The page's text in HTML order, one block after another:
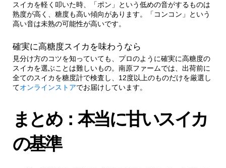
スイカを軽く叩いた時、「ポン」という低めの音がするものは
熟度が高く、糖度も高い傾向があります。「コンコン」という
高い音は未熟の可能性が高いです。
確実に高糖度スイカを味わうなら
見分け方のコツを知っていても、プロのように確実に高糖度の
スイカを選ぶことは難しいもの。南原ファームでは、出荷前に
全てのスイカを糖度計で検査し、12度以上のものだけを厳選し
てオンラインストアでお届けしています。
まとめ：本当に甘いスイカ
の基準